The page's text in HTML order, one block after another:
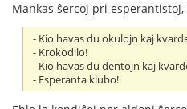
Mankas ŝercoj pri esperantistoj,
- Kio havas du okulojn kaj
- Krokodilo!
- Kio havas du dentojn kaj
- Esperanta klubo!